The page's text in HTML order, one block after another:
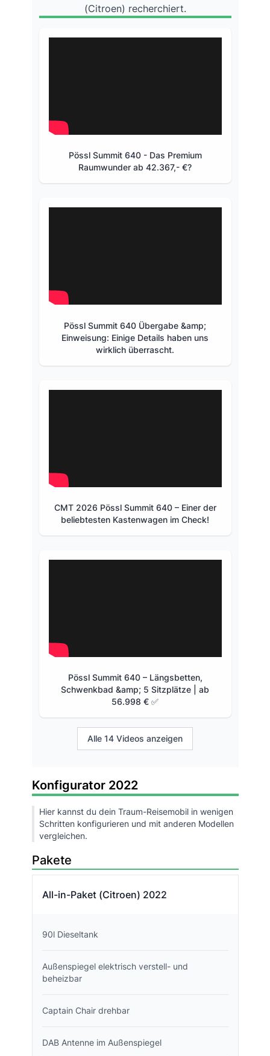
(Citroen) recherchiert.
Pössl Summit 640 - Das Premium
Raumwunder ab 42.367,- €?
Pössl Summit 640 Übergabe &amp;
Einweisung: Einige Details haben uns
wirklich überrascht.
CMT 2026 Pössl Summit 640 – Einer der
beliebtesten Kastenwagen im Check!
Pössl Summit 640 – Längsbetten,
Schwenkbad &amp; 5 Sitzplätze | ab
56.998 € ✅
Alle 14 Videos anzeigen
Konfigurator 2022
Hier kannst du dein Traum-Reisemobil in wenigen
Schritten konfigurieren und mit anderen Modellen
vergleichen.
Pakete
All-in-Paket (Citroen) 2022
90l Dieseltank
Außenspiegel elektrisch verstell- und
beheizbar
Captain Chair drehbar
DAB Antenne im Außenspiegel